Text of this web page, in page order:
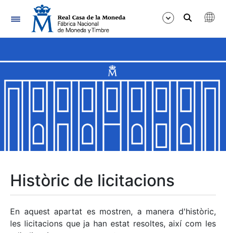
Navegació
Mostra/Amaga
Mostra/Amaga
Mostra/Amaga
Històric de licitacions
En aquest apartat es mostren, a manera d'històric,
les licitacions que ja han estat resoltes, així com les